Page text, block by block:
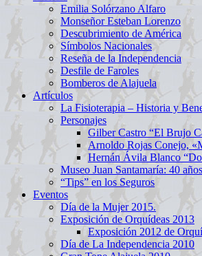
Emilia Solórzano Alfaro
Monseñor Esteban Lorenzo
Descubrimiento de América
Símbolos Nacionales
Reseña de la Independencia
Desfile de Faroles
Bomberos de Alajuela
Artículos
La Fisioterapia – Historia y
Personajes
Gilber Castro “El Brujo
Arnoldo Rojas Conejo,
Hernán Ávila Blanco
Museo Juan Santamaría: 40 años
“Tips” en los Seguros
Eventos
Día de la Mujer 2015.
Exposición de Orquídeas 2013
Exposición 2012 de
Día de La Independencia 2010